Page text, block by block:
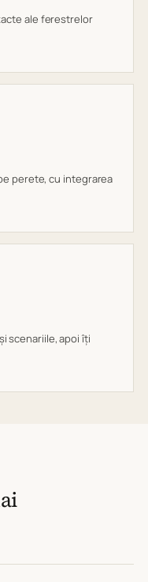
ale ferestrelor
perete, cu integrarea
scenariile, apoi îți